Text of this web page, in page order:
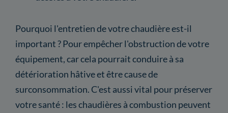
Pourquoi l'entretien de votre chaudière est-il
important ? Pour empêcher l'obstruction de votre
équipement, car cela pourrait conduire à sa
détérioration hâtive et être cause de
surconsommation. C'est aussi vital pour préserver
votre santé : les chaudières à combustion peuvent